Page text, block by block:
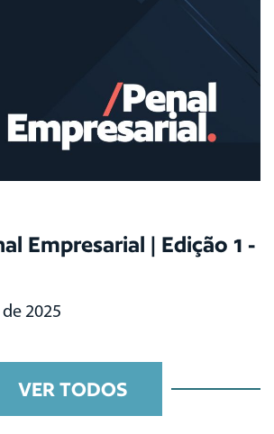
Empresarial | Edição 1 -
2025
VER TODOS